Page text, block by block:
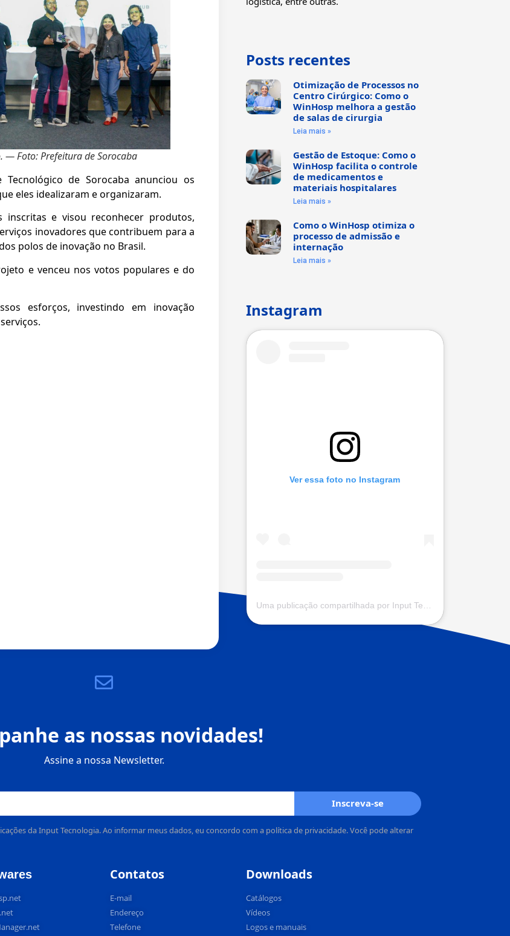
— Foto: Prefeitura de Sorocaba
de Sorocaba anunciou os
eles idealizaram e organizaram.
e visou reconhecer produtos,
inovadores que contribuem para a
polos de inovação no Brasil.
e venceu nos votos populares e do
esforços, investindo em inovação
Posts recentes
Otimização de Processos no
Centro Cirúrgico: Como o
WinHosp melhora a gestão
de salas de cirurgia
Leia mais »
Gestão de Estoque: Como o
WinHosp facilita o controle
de medicamentos e
materiais hospitalares
Leia mais »
Como o WinHosp otimiza o
processo de admissão e
internação
Leia mais »
Instagram
Ver essa foto no Instagram
as nossas novidades!
Assine a nossa Newsletter.
da Input Tecnologia. Ao informar meus dados, eu concordo com a política de privacidade. Você pode alterar
Inscreva-se
Contatos
E-mail
Endereço
Telefone
Downloads
Catálogos
Vídeos
Logos e manuais